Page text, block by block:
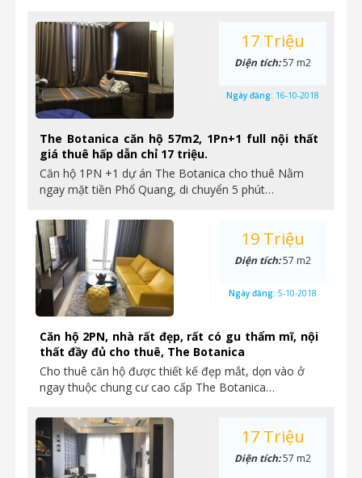
The Botanica căn hộ 57m2, 1Pn+1 full nội thất
giá thuê hấp dẫn chỉ 17 triệu.
Căn hộ 1PN +1 dự án The Botanica cho thuê Nằm
ngay mặt tiền Phổ Quang, di chuyển 5 phút…
17 Triệu
Diện tích:57 m2
Ngày đăng: 16-10-2018
Căn hộ 2PN, nhà rất đẹp, rất có gu thẩm mĩ, nội
thất đầy đủ cho thuê, The Botanica
Cho thuê căn hộ được thiết kế đẹp mắt, dọn vào ở
ngay thuộc chung cư cao cấp The Botanica…
19 Triệu
Diện tích:57 m2
Ngày đăng: 5-10-2018
17 Triệu
Diện tích:57 m2